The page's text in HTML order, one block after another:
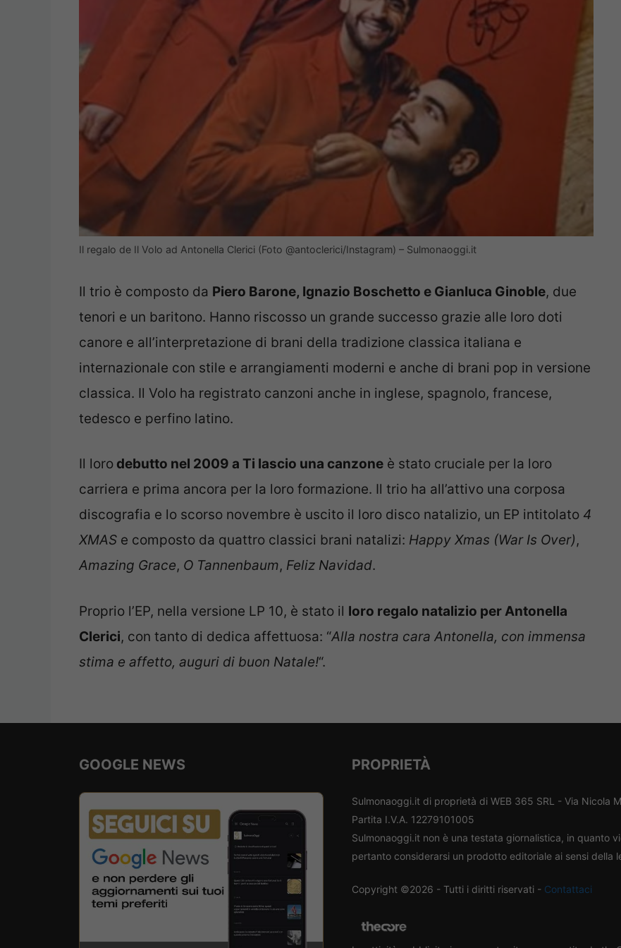
Il regalo de Il Volo ad Antonella Clerici (Foto @antoclerici/Instagram) – Sulmonaoggi.it
Il trio è composto da Piero Barone, Ignazio Boschetto e Gianluca Ginoble, due
tenori e un baritono. Hanno riscosso un grande successo grazie alle loro doti
canore e all’interpretazione di brani della tradizione classica italiana e
internazionale con stile e arrangiamenti moderni e anche di brani pop in versione
classica. Il Volo ha registrato canzoni anche in inglese, spagnolo, francese,
tedesco e perfino latino.
Il loro debutto nel 2009 a Ti lascio una canzone è stato cruciale per la loro
carriera e prima ancora per la loro formazione. Il trio ha all’attivo una corposa
discografia e lo scorso novembre è uscito il loro disco natalizio, un EP intitolato 4
XMAS e composto da quattro classici brani natalizi: Happy Xmas (War Is Over),
Amazing Grace, O Tannenbaum, Feliz Navidad.
Proprio l’EP, nella versione LP 10, è stato il loro regalo natalizio per Antonella
Clerici, con tanto di dedica affettuosa: “Alla nostra cara Antonella, con immensa
stima e affetto, auguri di buon Natale!“.
GOOGLE NEWS PROPRIETÀ
Sulmonaoggi.it di proprietà di WEB 365 SRL - Via Nicola
Partita I.V.A. 12279101005
Sulmonaoggi.it non è una testata giornalistica, in quanto
pertanto considerarsi un prodotto editoriale ai sensi della
Copyright ©2026 - Tutti i diritti riservati - Contattaci